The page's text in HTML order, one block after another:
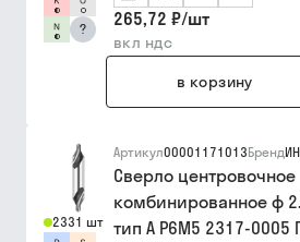
? 265,72 ₽/шт
вкл ндс
в корзину
2331 шт
Артикул00001171013Бренд
Сверло центровочное
комбинированное ф
тип A Р6М5 2317-0005